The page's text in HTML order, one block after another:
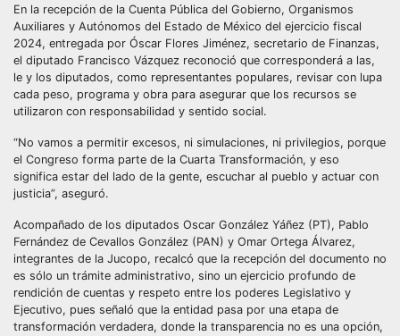
​En la recepción de la Cuenta Pública del Gobierno, Organismos
Auxiliares y Autónomos del Estado de México del ejercicio fiscal
2024, entregada por Óscar Flores Jiménez, secretario de Finanzas,
el diputado Francisco Vázquez reconoció que corresponderá a las,
le y los diputados, como representantes populares, revisar con lupa
cada peso, programa y obra para asegurar que los recursos se
utilizaron con responsabilidad y sentido social.
“No vamos a permitir excesos, ni simulaciones, ni privilegios, porque
el Congreso forma parte de la Cuarta Transformación, y eso
significa estar del lado de la gente, escuchar al pueblo y actuar con
justicia”, aseguró.
Acompañado de los diputados Oscar González Yáñez (PT), Pablo
Fernández de Cevallos González (PAN) y Omar Ortega Álvarez,
integrantes de la Jucopo, recalcó que la recepción del documento no
es sólo un trámite administrativo, sino un ejercicio profundo de
rendición de cuentas y respeto entre los poderes Legislativo y
Ejecutivo, pues señaló que la entidad pasa por una etapa de
transformación verdadera, donde la transparencia no es una opción,